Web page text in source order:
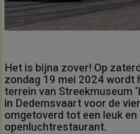
Het is bijna zover! Op
zondag 19 mei 2024 wordt
terrein van Streekmuseum
in Dedemsvaart voor de
omgetoverd tot een leuk en
openluchtrestaurant.